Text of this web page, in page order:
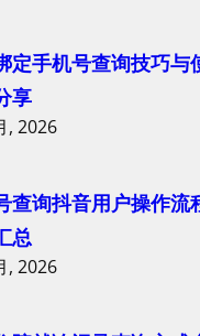
定手机号查询技巧与
享
, 2026
查询抖音用户操作流
总
, 2026